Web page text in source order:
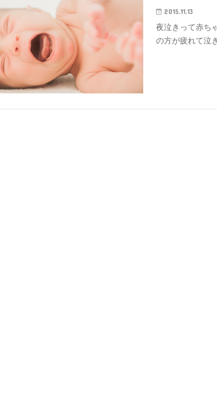
2015.11.13
夜泣きって赤ち
の方が疲れて泣